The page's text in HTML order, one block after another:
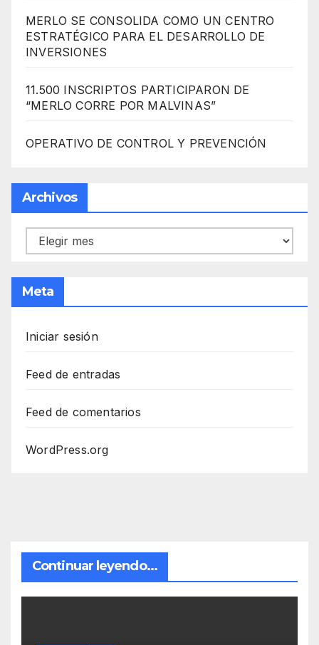
MERLO SE CONSOLIDA COMO UN CENTRO
ESTRATÉGICO PARA EL DESARROLLO DE
INVERSIONES
11.500 INSCRIPTOS PARTICIPARON DE
“MERLO CORRE POR MALVINAS”
OPERATIVO DE CONTROL Y PREVENCIÓN
Archivos
Archivos
Meta
Iniciar sesión
Feed de entradas
Feed de comentarios
WordPress.org
Continuar leyendo...